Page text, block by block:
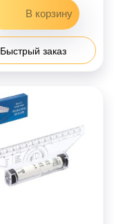
Быстрый заказ